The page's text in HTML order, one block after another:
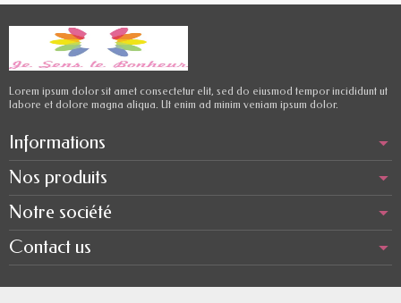
Lorem ipsum dolor sit amet consectetur elit, sed do eiusmod tempor incididunt ut
labore et dolore magna aliqua. Ut enim ad minim veniam ipsum dolor.
Informations
Nos produits
Notre société
Contact us